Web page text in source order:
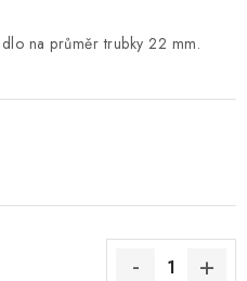
na průměr trubky 22 mm.